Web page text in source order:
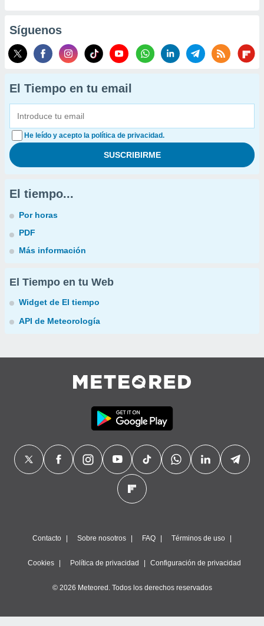
Síguenos
El Tiempo en tu email
He leído y acepto la política de privacidad.
El tiempo...
Por horas
PDF
Más información
El Tiempo en tu Web
Widget de El tiempo
API de Meteorología
Contacto Sobre nosotros FAQ Términos de uso
Cookies Política de privacidad Configuración de privacidad
© 2026 Meteored. Todos los derechos reservados